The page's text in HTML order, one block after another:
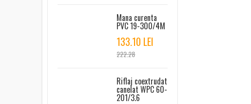
Mana curenta
PVC 19-300/4M
133.10 LEI
222.28
Riflaj coextrudat
canelat WPC 60-
201/3.6